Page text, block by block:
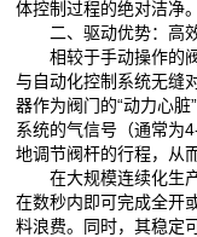
体控制过程的绝对洁净。
二、驱动优势：高效
相较于手动操作的阀
与自动化控制系统无缝
器作为阀门的“动力心
系统的气信号（通常为
地调节阀杆的行程，从
在大规模连续化生产
在数秒内即可完成全开
料浪费。同时，其稳定